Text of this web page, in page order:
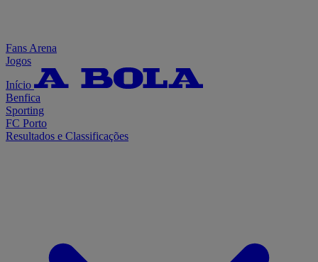
Fans Arena
Jogos
Início
Benfica
Sporting
FC Porto
Resultados e Classificações